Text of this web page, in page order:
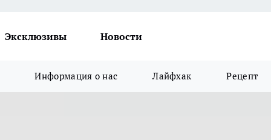
Эксклюзивы Новости
Информация о нас Лайфхак Рецепт